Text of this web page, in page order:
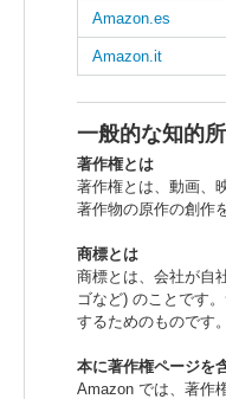
Amazon.es
Amazon.it
一般的な知的
著作権とは
著作権とは、動画、
著作物の原作の創作
商標とは
商標とは、会社が自
ゴなど) のことです
するためのものです
本に著作権ページを
Amazon では、著作